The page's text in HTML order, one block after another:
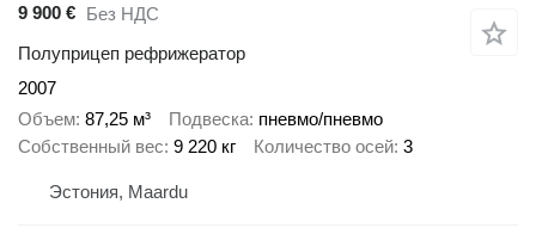
9 900 € Без НДС
Полуприцеп рефрижератор
2007
Объем 87,25 м³ Подвеска пневмо/пневмо
Собственный вес 9 220 кг Количество осей 3
Эстония, Maardu